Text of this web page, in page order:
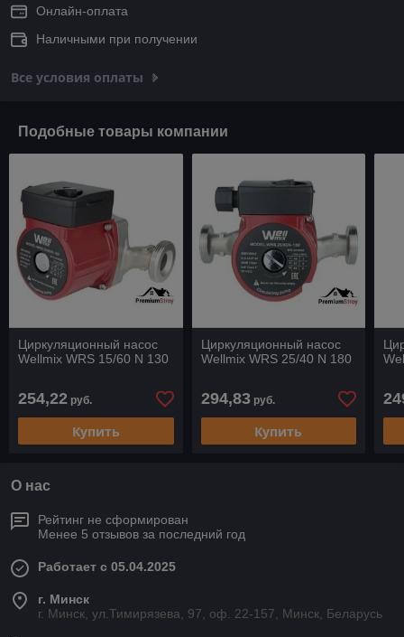
Онлайн-оплата
Наличными при получении
Все условия оплаты
Подобные товары компании
Циркуляционный насос
Wellmix WRS 15/60 N 130
254,22 руб.
Купить
Циркуляционный насос
Wellmix WRS 25/40 N 180
294,83руб.
Купить
О нас
Рейтинг не сформирован
Менее 5 отзывов за последний год
Работает с 05.04.2025
г. Минск
г. Минск, ул.Тимирязева, 97, оф. 22-157, Минск, Беларусь